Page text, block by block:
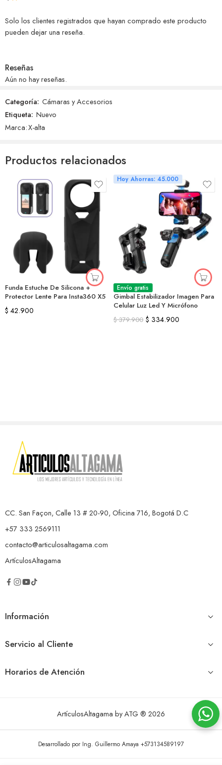
Solo los clientes registrados que hayan comprado este producto
pueden dejar una reseña.
Reseñas
Aún no hay reseñas.
Categoría: Cámaras y Accesorios
Etiqueta: Nuevo
Marca:X-alta
Productos relacionados
Funda Estuche De Silicona +
Protector Lente Para Insta360 X5
$ 42.900
Hoy Ahorras: 45.000
Envío gratis
Gimbal Estabilizador Imagen Para
Celular Luz Led Y Micrófono
$379.900 $ 334.900
CC. San Façon, Calle 13 # 20-90, Oficina 716, Bogotá D.C
+57 333 2569111
contacto@articulosaltagama.com
ArtículosAltagama
Información
Servicio al Cliente
Horarios de Atención
ArtículosAltagama by ATG ® 2026
Desarrollado por Ing. Guillermo Amaya +573134589197